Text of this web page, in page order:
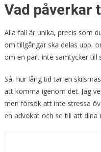
Vad påverkar
Alla fall är unika, precis som
om tillgångar ska delas upp,
om en part inte samtycker till
Så, hur lång tid tar en
att komma igenom det. Jag
men försök att inte stressa
en advokat och se till att dina